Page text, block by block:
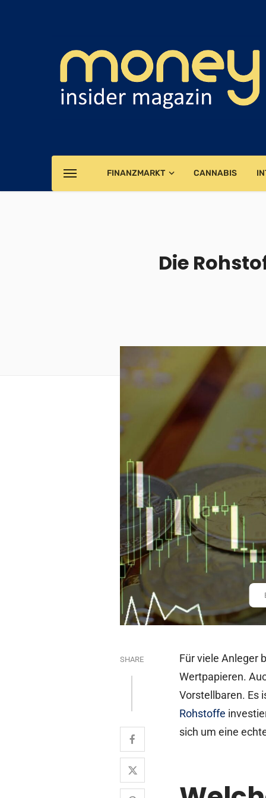
FINANZMARKT CANNABIS
Die
SHARE
Für viele Anleger
Wertpapieren.
Vorstellbaren. Es
Rohstoffe
sich um eine